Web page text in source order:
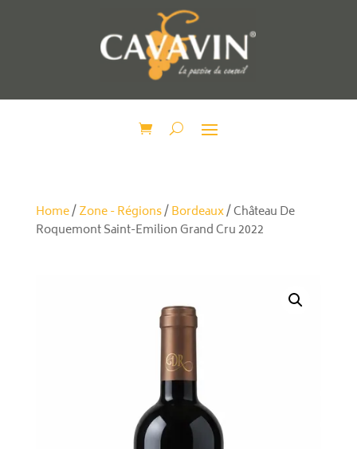
Home/Zone - Régions/Bordeaux/ Château De
Roquemont Saint-Emilion Grand Cru 2022